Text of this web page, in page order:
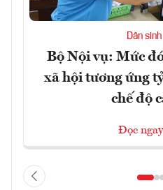
Dân sinh
Bộ Nội vụ: Mức
xã hội tương ứng
chế độ
Đọc